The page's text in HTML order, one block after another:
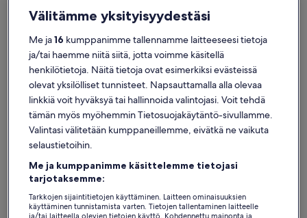
Jos tahdot yöpyä kohteen Berliinin akvaario lähellä, käy katsomassa
yksityisiä loma-asuntoja löytääksesi täydellisen majoituksen
matkallesi. Majoituitpa lomakotiin sitten lasten ja lemmikkien tai
ystävien kanssa, sinulla on käytössäsi parhaat mukavuudet ihanaan
lomaan kaukana kotoa, kuten Wi-Fi ja pysäköinti. Mitä ikinä sitten
etsitkään, löydät taatusti kaikkien tarpeisiin sopivan loma-asunnon.
Valikoimissamme on esim. esteettömiä tai savuttomia majapaikkoja.
Loma-asuntoja ja viikkoalennuksia – Berliinin
akvaario
Näytetään tarjouksia päivämäärille: 6.11.−13.11.
Majoituspaikan
9,6 kautta 10, Poikkeuksellisen hyvä, (20 arvostelua)
Poikkeuksellisen hyvä(20 arvostelua)
Kleine Perle am Schwielowsee
9,6
Välitämme yksityisyydestäsi
Me ja16 kumppanimme tallennamme laitteeseesi tietoja
ja/tai haemme niitä siitä, jotta voimme käsitellä
henkilötietoja. Näitä tietoja ovat esimerkiksi evästeissä
olevat yksilölliset tunnisteet. Napsauttamalla alla olevaa
linkkiä voit hyväksyä tai hallinnoida valintojasi. Voit tehdä
tämän myös myöhemmin Tietosuojakäytäntö-sivullamme.
Valintasi välitetään kumppaneillemme, eivätkä ne vaikuta
selaustietoihin.
Me ja kumppanimme käsittelemme tietojasi
tarjotaksemme:
Tarkkojen sijaintitietojen käyttäminen. Laitteen ominaisuuksien
käyttäminen tunnistamista varten. Tietojen tallentaminen laitteelle
ja/tai laitteella olevien tietojen käyttö. Kohdennettu mainonta ja